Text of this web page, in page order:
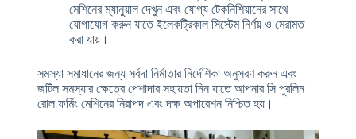
মেশিনের ম্যানুয়াল দেখুন এবং যোগ্য টেকনিশিয়ানের সাথে
যোগাযোগ করুন যাতে ইলেকট্রিকাল সিস্টেম নির্ণয় ও মেরামত
করা যায়।
সমস্যা সমাধানের জন্য সর্বদা নির্মাতার নির্দেশিকা অনুসরণ করুন এবং
জটিল সমস্যার ক্ষেত্রে পেশাদার সহায়তা নিন যাতে আপনার সি পুরলিন
রোল ফর্মিং মেশিনের নিরাপদ এবং দক্ষ অপারেশন নিশ্চিত হয়।